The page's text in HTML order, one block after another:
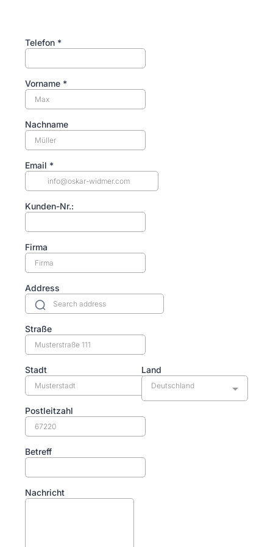
Telefon *
Vorname *
Nachname
Email *
Kunden-Nr.:
Firma
Address
Straße
Stadt Land
Deutschland
Postleitzahl
Betreff
Nachricht